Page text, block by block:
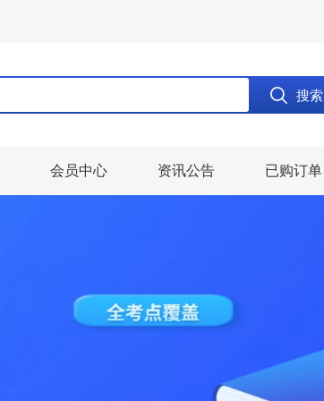
搜索
会员中心 资讯公告 已购订单